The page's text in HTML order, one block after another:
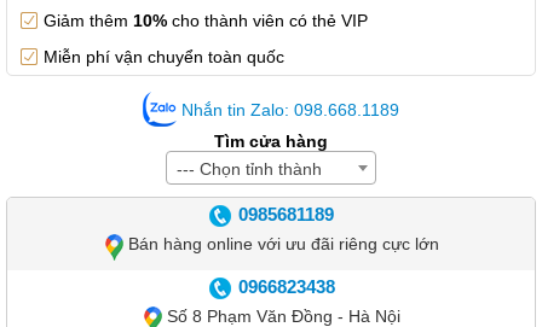
Giảm thêm 10% cho thành viên có thẻ VIP
Miễn phí vận chuyển toàn quốc
Nhắn tin Zalo: 098.668.1189
Tìm cửa hàng
--- Chọn tỉnh thành
0985681189
Bán hàng online với ưu đãi riêng cực lớn
0966823438
Số 8 Phạm Văn Đồng - Hà Nội